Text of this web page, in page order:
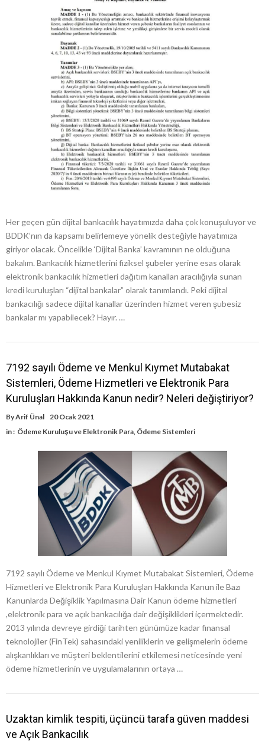
Her geçen gün dijital bankacılık hayatımızda daha çok konuşuluyor ve
BDDK’nın da kapsamı belirlemeye yönelik desteğiyle hayatımıza
giriyor olacak. Öncelikle ‘Dijital Banka’ kavramının ne olduğuna
bakalım. Bankacılık hizmetlerini fiziksel şubeler yerine esas olarak
elektronik bankacılık hizmetleri dağıtım kanalları aracılığıyla sunan
kredi kuruluşları “dijital bankalar” olarak tanımlandı. Peki dijital
bankacılığı sadece dijital kanallar üzerinden hizmet veren şubesiz
bankalar mı yapabilecek? Hayır. …
7192 sayılı Ödeme ve Menkul Kıymet Mutabakat
Sistemleri, Ödeme Hizmetleri ve Elektronik Para
Kuruluşları Hakkında Kanun nedir? Neleri değiştiriyor?
ByArif Ünal 20 Ocak 2021
in : Ödeme Kuruluşu ve Elektronik Para, Ödeme Sistemleri
7192 sayılı Ödeme ve Menkul Kıymet Mutabakat Sistemleri, Ödeme
Hizmetleri ve Elektronik Para Kuruluşları Hakkında Kanun ile Bazı
Kanunlarda Değişiklik Yapılmasına Dair Kanun ödeme hizmetleri
,elektronik para ve açık bankacılığa dair değişiklikleri içermektedir.
2013 yılında devreye girdiği tarihten günümüze kadar finansal
teknolojiler (FinTek) sahasındaki yeniliklerin ve gelişmelerin ödeme
alışkanlıkları ve müşteri beklentilerini etkilemesi neticesinde yeni
ödeme hizmetlerinin ve uygulamalarının ortaya …
Uzaktan kimlik tespiti, üçüncü tarafa güven maddesi
ve Açık Bankacılık